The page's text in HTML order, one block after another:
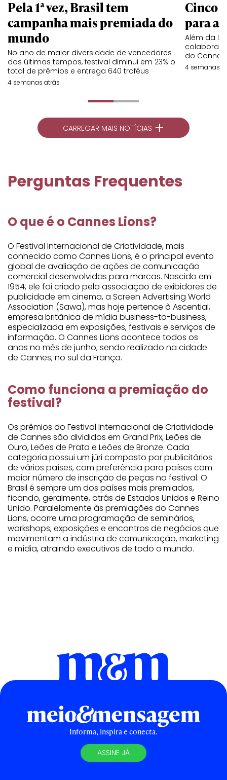
Pela 1ª vez, Brasil tem
campanha mais premiada do
mundo
No ano de maior diversidade de vencedores
dos últimos tempos, festival diminui em 23% o
total de prêmios e entrega 640 troféus
4 semanas atrás
Cinco
para a
Além da
do Cannes
4 semanas
CARREGAR MAIS NOTÍCIAS +
Perguntas Frequentes
O que é o Cannes Lions?
O Festival Internacional de Criatividade, mais
conhecido como Cannes Lions, é o principal evento
global de avaliação de ações de comunicação
comercial desenvolvidas para marcas. Nascido em
1954, ele foi criado pela associação de exibidores de
publicidade em cinema, a Screen Advertising World
Association (Sawa), mas hoje pertence à Ascential,
empresa britânica de mídia business-to-business,
especializada em exposições, festivais e serviços de
informação. O Cannes Lions acontece todos os
anos no mês de junho, sendo realizado na cidade
de Cannes, no sul da França.
Como funciona a premiação do
festival?
Os prêmios do Festival Internacional de Criatividade
de Cannes são divididos em Grand Prix, Leões de
Ouro, Leões de Prata e Leões de Bronze. Cada
categoria possui um júri composto por publicitários
de vários países, com preferência para países com
maior número de inscrição de peças no festival. O
Brasil é sempre um dos países mais premiados,
ficando, geralmente, atrás de Estados Unidos e Reino
Unido. Paralelamente às premiações do Cannes
Lions, ocorre uma programação de seminários,
workshops, exposições e encontros de negócios que
movimentam a indústria de comunicação, marketing
e mídia, atraindo executivos de todo o mundo.
Informa, inspira e conecta.
ASSINE JÁ